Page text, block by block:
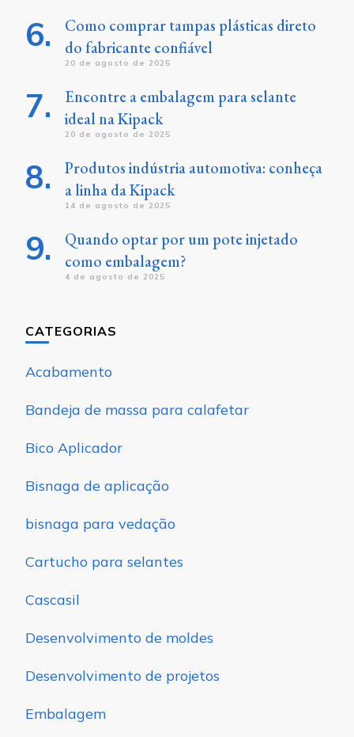
Como comprar tampas plásticas direto
do fabricante confiável
20 de agosto de 2025
Encontre a embalagem para selante
ideal na Kipack
20 de agosto de 2025
Produtos indústria automotiva: conheça
a linha da Kipack
14 de agosto de 2025
Quando optar por um pote injetado
como embalagem?
4 de agosto de 2025
CATEGORIAS
Acabamento
Bandeja de massa para calafetar
Bico Aplicador
Bisnaga de aplicação
bisnaga para vedação
Cartucho para selantes
Cascasil
Desenvolvimento de moldes
Desenvolvimento de projetos
Embalagem